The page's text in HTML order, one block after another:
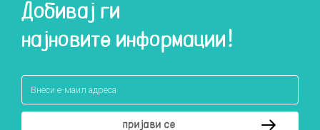
Добивај ги
најновите информации!